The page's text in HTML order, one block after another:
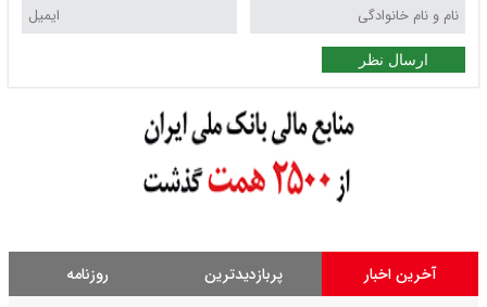
ارسال نظر
آخرین اخبار پربازدیدترین روزنامه